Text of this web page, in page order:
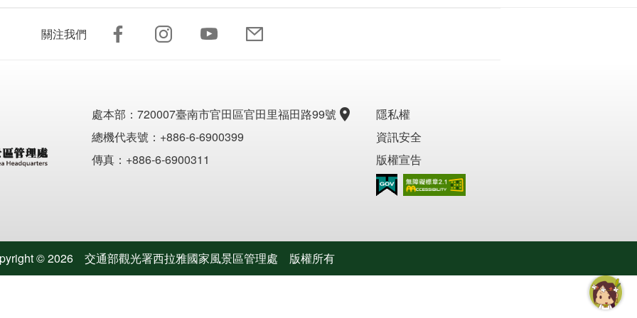
關注我們
處本部： 720007臺南市官田區官田里福田路99號
總機代表號：+886-6-6900399
傳真：+886-6-6900311
隱私權
資訊安全
版權宣告
©2026 交通部觀光署西拉雅國家風景區管理處 版權所有
智慧